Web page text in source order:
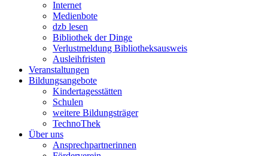
Internet
Medienbote
dzb lesen
Bibliothek der Dinge
Verlustmeldung Bibliotheksausweis
Ausleihfristen
Veranstaltungen
Bildungsangebote
Kindertagesstätten
Schulen
weitere Bildungsträger
TechnoThek
Über uns
Ansprechpartnerinnen